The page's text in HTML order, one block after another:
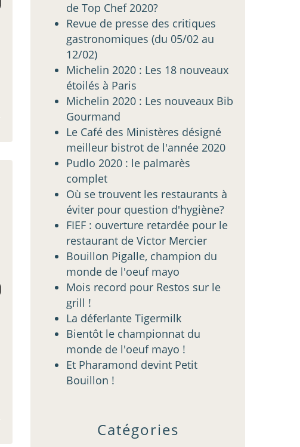
Catégories
de Top Chef 2020?
Revue de presse des critiques
gastronomiques (du 05/02 au
12/02)
Michelin 2020 : Les 18 nouveaux
étoilés à Paris
Michelin 2020 : Les nouveaux Bib
Gourmand
Le Café des Ministères désigné
meilleur bistrot de l'année 2020
Pudlo 2020 : le palmarès
complet
Où se trouvent les restaurants à
éviter pour question d'hygiène?
FIEF : ouverture retardée pour le
restaurant de Victor Mercier
Bouillon Pigalle, champion du
monde de l'oeuf mayo
Mois record pour Restos sur le
grill !
La déferlante Tigermilk
Bientôt le championnat du
monde de l'oeuf mayo !
Et Pharamond devint Petit
Bouillon !